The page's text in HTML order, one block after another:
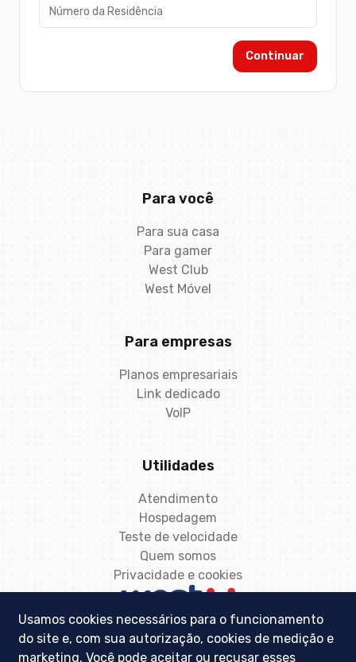
Continuar
CENTRAL DE ATENDIMENTO
21 3833-9001
Para você
Para sua casa
Para gamer
West Club
West Móvel
Para empresas
Planos empresariais
Link dedicado
VoIP
Utilidades
Atendimento
Hospedagem
Teste de velocidade
Quem somos
Privacidade e cookies
Usamos cookies necessários para o funcionamento
do site e, com sua autorização, cookies de medição e
marketing. Você pode aceitar ou recusar esses